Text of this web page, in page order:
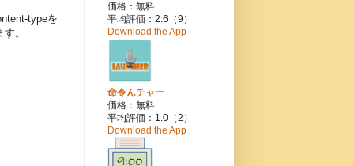
typeを
。
価格：無料
平均評価：2.6（9）
Download the App
命令んチャー
価格：無料
平均評価：1.0（2）
Download the App